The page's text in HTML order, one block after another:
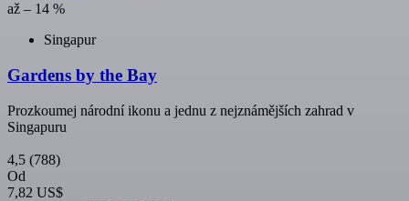
až – 14 %
Singapur
Gardens by the Bay
Prozkoumej národní ikonu a jednu z nejznámějších zahrad v
Singapuru
4,5 (788)
Od
7,82 US$